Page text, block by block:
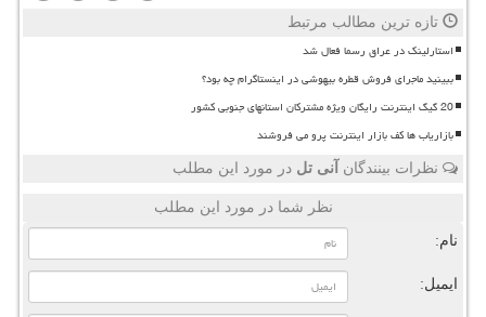
تازه ترین مطالب مرتبط
استارلینک در عراق رسما فعال شد
ببینید ماجرای فروش قطره بیهوشی در اینستاگرام چه بود؟
20 گیگ اینترنت رایگان ویژه مشترکان استانهای جنوبی کشور
بازاریاب ها کف بازار اینترنت پرو می فروشند
نظرات بینندگان آنی تل در مورد این مطلب
نظر شما در مورد این مطلب
نام:
ایمیل: